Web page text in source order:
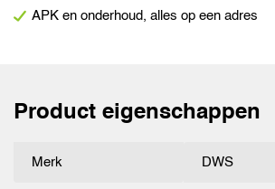
APK en onderhoud, alles op een adres
Product eigenschappen
Merk DWS